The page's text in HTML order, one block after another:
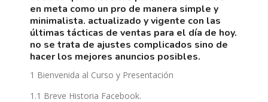
en meta como un pro de manera simple y
minimalista. actualizado y vigente con las
últimas tácticas de ventas para el día de hoy.
no se trata de ajustes complicados sino de
hacer los mejores anuncios posibles.
1 Bienvenida al Curso y Presentación
1.1 Breve Historia Facebook.